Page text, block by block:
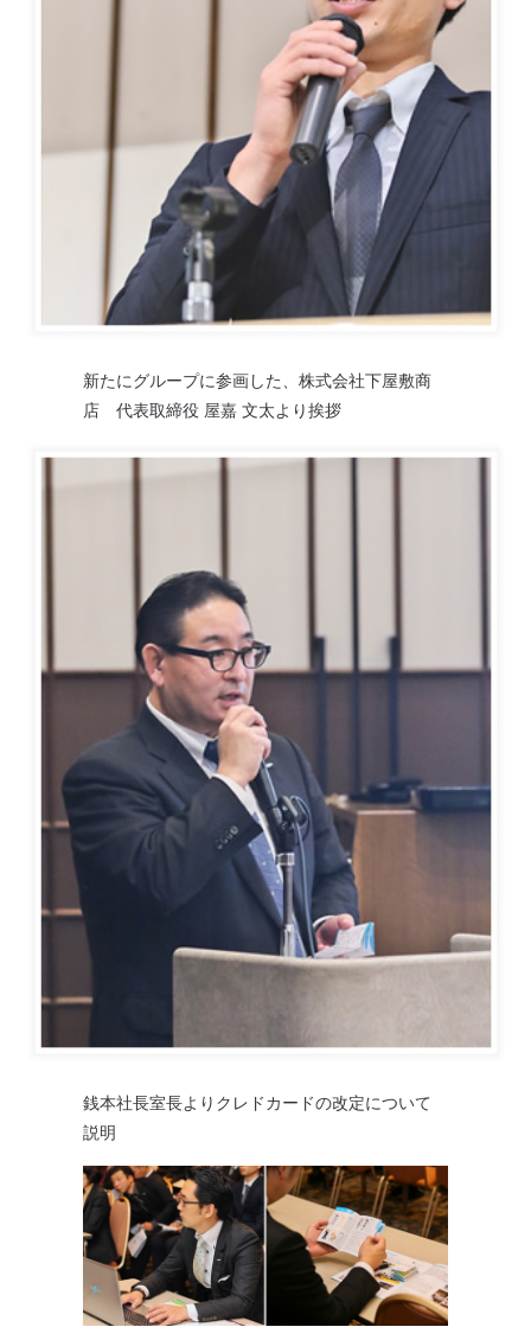
新たにグループに参画した、株式会社下屋敷商
店 代表取締役 屋嘉 文太より挨拶
銭本社長室長よりクレドカードの改定について
説明